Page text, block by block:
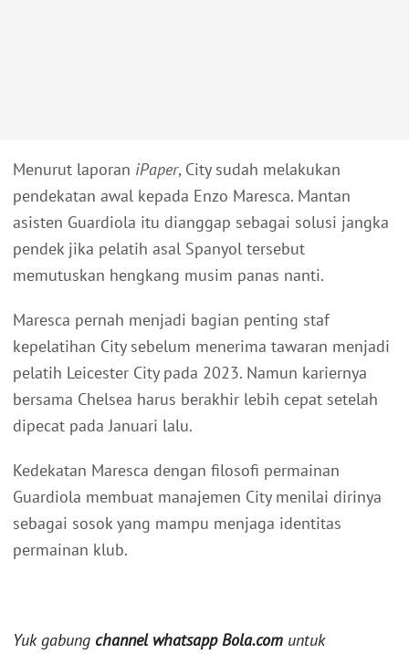
Menurut laporan iPaper, City sudah melakukan
pendekatan awal kepada Enzo Maresca. Mantan
asisten Guardiola itu dianggap sebagai solusi jangka
pendek jika pelatih asal Spanyol tersebut
memutuskan hengkang musim panas nanti.
Maresca pernah menjadi bagian penting staf
kepelatihan City sebelum menerima tawaran menjadi
pelatih Leicester City pada 2023. Namun kariernya
bersama Chelsea harus berakhir lebih cepat setelah
dipecat pada Januari lalu.
Kedekatan Maresca dengan filosofi permainan
Guardiola membuat manajemen City menilai dirinya
sebagai sosok yang mampu menjaga identitas
permainan klub.
Yuk gabung channel whatsapp Bola.com untuk